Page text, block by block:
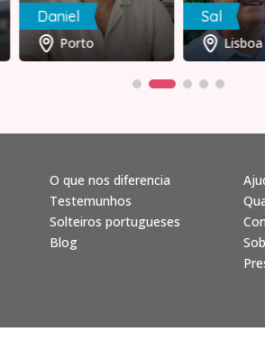
Daniel
Porto
Sal
Lisboa
O que nos diferencia
Testemunhos
Solteiros portugueses
Blog